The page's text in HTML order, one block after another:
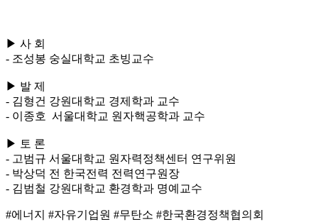
▶ 사 회
- 조성봉 숭실대학교 초빙교수
▶ 발 제
- 김형건 강원대학교 경제학과 교수
- 이종호 서울대학교 원자핵공학과 교수
▶ 토 론
- 고범규 서울대학교 원자력정책센터 연구위원
- 박상덕 전 한국전력 전력연구원장
- 김범철 강원대학교 환경학과 명예교수
#에너지 #자유기업원 #무탄소 #한국환경정책협의회